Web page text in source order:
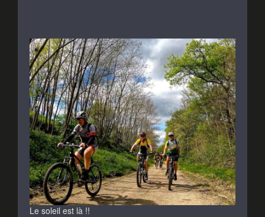
Le soleil est là !!